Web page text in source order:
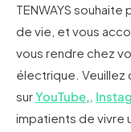
TENWAYS
de vie, et vous
vous rendre chez
électrique. Veuillez
surYouTube
impatients de vivre